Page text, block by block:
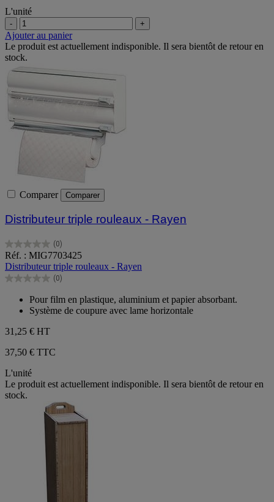
L'unité
- +
Ajouter au panier
Le produit est actuellement indisponible. Il sera bientôt de retour en
stock.
Comparer Comparer
Distributeur triple rouleaux - Rayen
(0)
0.0
sur
5
étoiles.
Réf. : MIG7703425
Distributeur triple rouleaux - Rayen
(0)
0.0
étoiles.
Pour film en plastique, aluminium et papier absorbant.
Système de coupure avec lame horizontale
31,25 € HT
37,50 € TTC
L'unité
Le produit est actuellement indisponible. Il sera bientôt de retour en
stock.